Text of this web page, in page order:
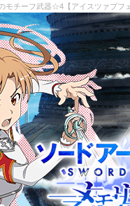
モチーフ武器☆4【アイスツァプ